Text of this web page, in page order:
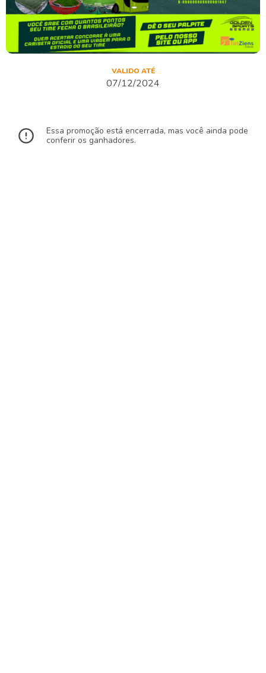
VALIDO ATÉ
07/12/2024
Essa promoção está encerrada, mas você ainda pode
conferir os ganhadores.